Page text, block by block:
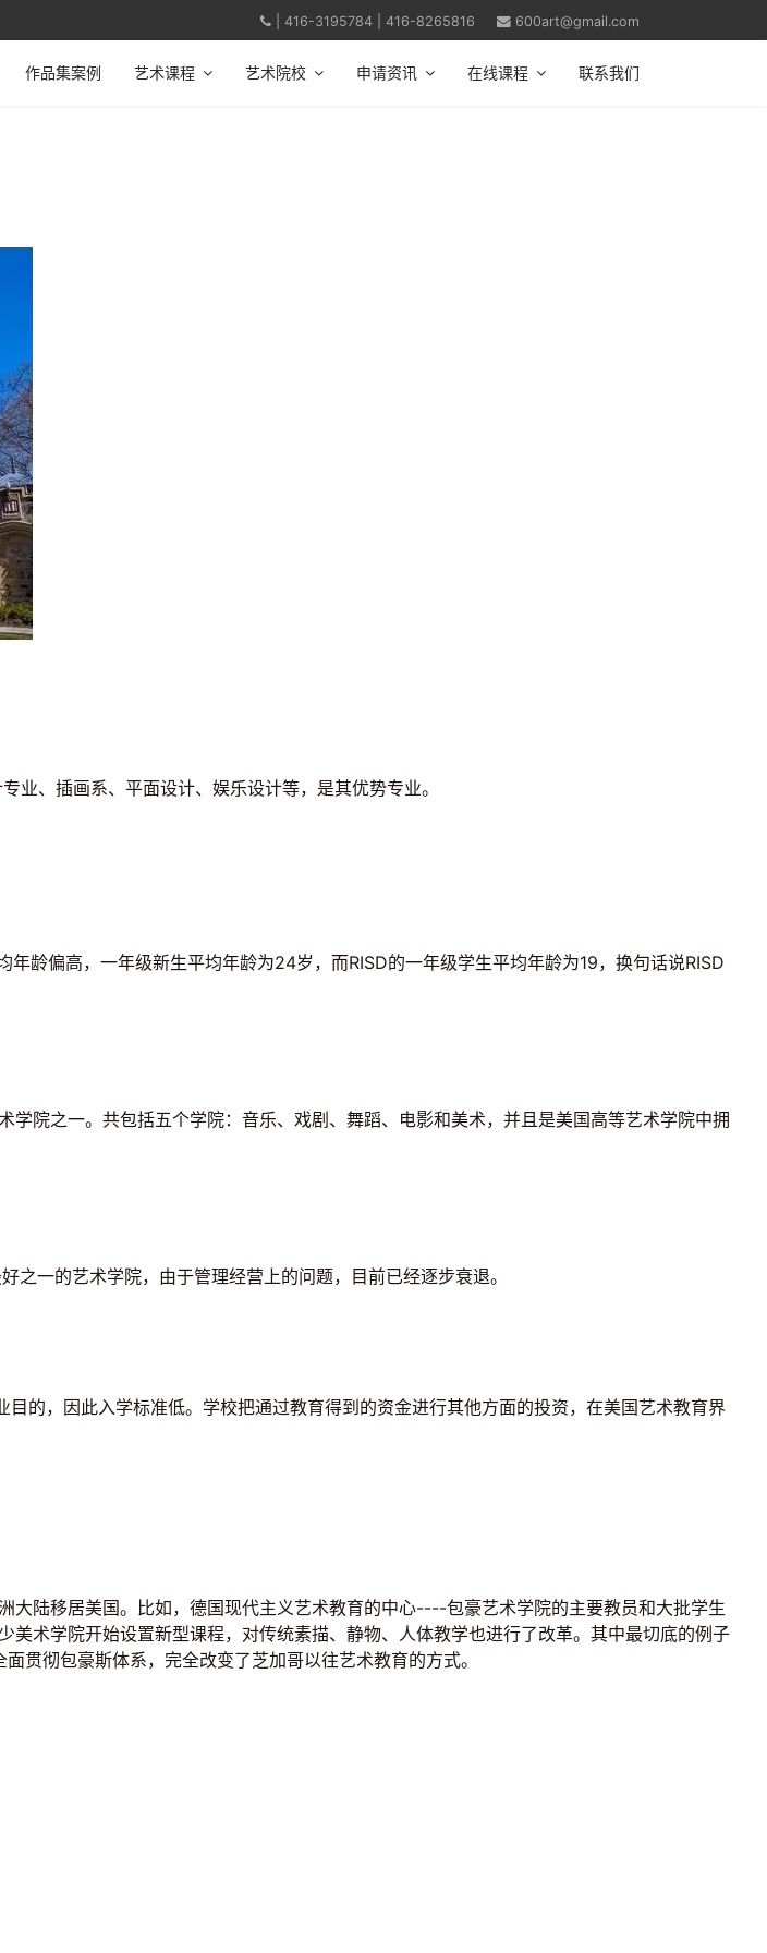
| 416-3195784 | 416-8265816 600art@gmail.com
作品集案例 艺术课程 艺术院校 申请资讯 在线课程 联系我们
业、插画系、平面设计、娱乐设计等，是其优势专业。
龄偏高，一年级新生平均年龄为24岁，而RISD的一年级学生平均年龄为19，换句话说RISD
院之一。共包括五个学院：音乐、戏剧、舞蹈、电影和美术，并且是美国高等艺术学院中拥
一的艺术学院，由于管理经营上的问题，目前已经逐步衰退。
的，因此入学标准低。学校把通过教育得到的资金进行其他方面的投资，在美国艺术教育界
陆移居美国。比如，德国现代主义艺术教育的中心----包豪艺术学院的主要教员和大批学生
术学院开始设置新型课程，对传统素描、静物、人体教学也进行了改革。其中最切底的例子
贯彻包豪斯体系，完全改变了芝加哥以往艺术教育的方式。